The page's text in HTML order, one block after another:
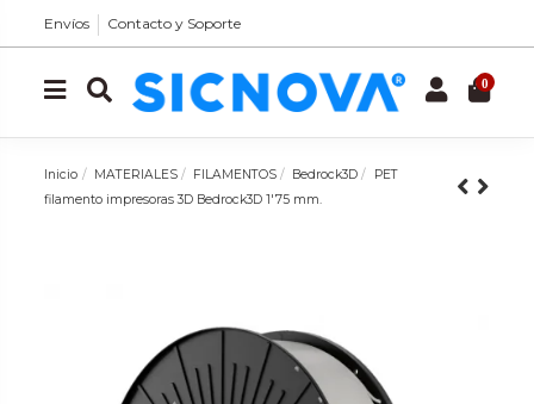
Envíos Contacto y Soporte
0
Inicio MATERIALES FILAMENTOS Bedrock3D
PET
filamento impresoras 3D Bedrock3D 1'75 mm.